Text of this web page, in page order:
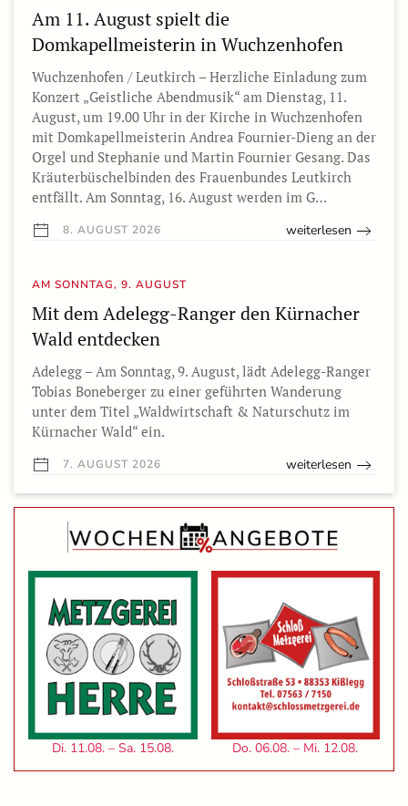
Am 11. August spielt die
Domkapellmeisterin in Wuchzenhofen
Wuchzenhofen / Leutkirch – Herzliche Einladung zum
Konzert „Geistliche Abendmusik“ am Dienstag, 11.
August, um 19.00 Uhr in der Kirche in Wuchzenhofen
mit Domkapellmeisterin Andrea Fournier-Dieng an der
Orgel und Stephanie und Martin Fournier Gesang. Das
Kräuterbüschelbinden des Frauenbundes Leutkirch
entfällt. Am Sonntag, 16. August werden im G…
8. AUGUST 2026 weiterlesen
AM SONNTAG, 9. AUGUST
Mit dem Adelegg-Ranger den Kürnacher
Wald entdecken
Adelegg – Am Sonntag, 9. August, lädt Adelegg-Ranger
Tobias Boneberger zu einer geführten Wanderung
unter dem Titel „Waldwirtschaft & Naturschutz im
Kürnacher Wald“ ein.
7. AUGUST 2026 weiterlesen
Di. 11.08. – Sa. 15.08. Do. 06.08. – Mi. 12.08.